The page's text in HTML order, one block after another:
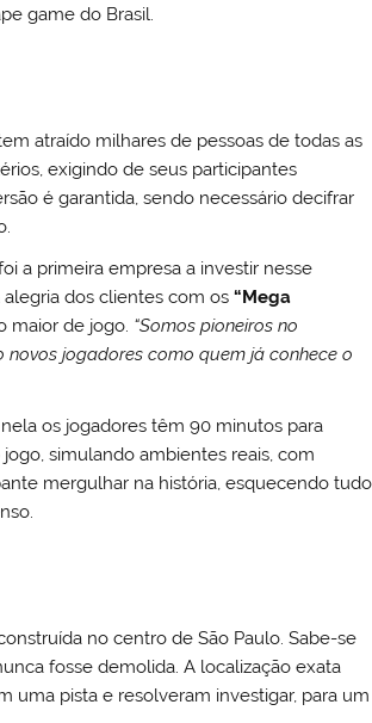
game do Brasil.
atraído milhares de pessoas de todas as
exigindo de seus participantes
é garantida, sendo necessário decifrar
a primeira empresa a investir nesse
alegria dos clientes com os“Mega
maior de jogo. “Somos pioneiros no
jogadores como quem já conhece o
os jogadores têm 90 minutos para
simulando ambientes reais, com
mergulhar na história, esquecendo tudo
no centro de São Paulo. Sabe-se
fosse demolida. A localização exata
uma pista e resolveram investigar, para um